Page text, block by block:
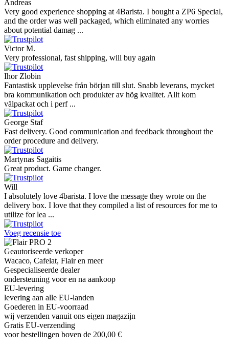
Andreas
Very good experience shopping at 4Barista. I bought a ZP6 Special,
and the order was well packaged, which eliminated any worries
about potential damag ...
Victor M.
Very professional, fast shipping, will buy again
Ihor Zlobin
Fantastisk upplevelse från början till slut. Snabb leverans, mycket
bra kommunikation och produkter av hög kvalitet. Allt kom
välpackat och i perf ...
George Staf
Fast delivery. Good communication and feedback throughout the
order procedure and delivery.
Martynas Sagaitis
Great product. Game changer.
Will
I absolutely love 4barista. I love the message they wrote on the
delivery box. I love that they compiled a list of resources for me to
utilize for lea ...
Voeg recensie toe
Geautoriseerde verkoper
Wacaco, Cafelat, Flair en meer
Gespecialiseerde dealer
ondersteuning voor en na aankoop
EU-levering
levering aan alle EU-landen
Goederen in EU-voorraad
wij verzenden vanuit ons eigen magazijn
Gratis EU-verzending
voor bestellingen boven de 200,00 €